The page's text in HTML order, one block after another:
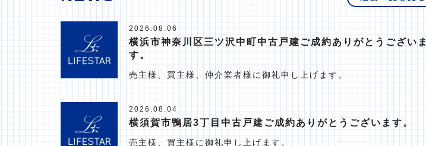
2026.08.06
横浜市神奈川区三ツ沢中町中古戸建ご成約ありがとうございま
す。
売主様、買主様、仲介業者様に御礼申し上げます。
2026.08.04
横須賀市鴨居3丁目中古戸建ご成約ありがとうございます。
売主様、買主様に御礼申し上げます。